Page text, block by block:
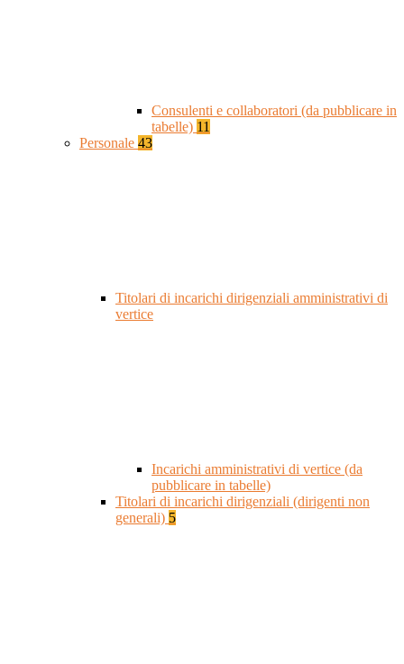
Consulenti e collaboratori (da pubblicare in
tabelle) 11
Personale 43
Titolari di incarichi dirigenziali amministrativi di
vertice
Incarichi amministrativi di vertice (da
pubblicare in tabelle)
Titolari di incarichi dirigenziali (dirigenti non
generali) 5